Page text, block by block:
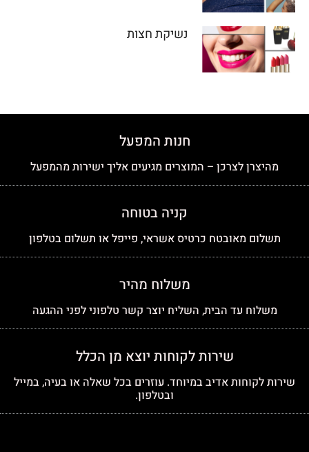
נשיקת חצות
חנות המפעל
מהיצרן לצרכן – המוצרים מגיעים אליך ישירות מהמפעל
קניה בטוחה
תשלום מאובטח כרטיס אשראי, פייפל או תשלום בטלפון
משלוח מהיר
משלוח עד הבית, השליח יוצר קשר טלפוני לפני ההגעה
שירות לקוחות יוצא מן הכלל
שירות לקוחות אדיב במיוחד. עוזרים בכל שאלה או בעיה, במייל
ובטלפון.